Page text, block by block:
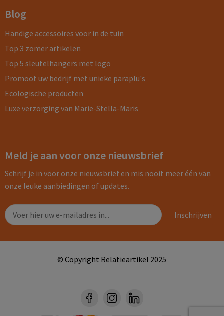
Blog
Handige accessoires voor in de tuin
Top 3 zomer artikelen
Top 5 sleutelhangers met logo
Promoot uw bedrijf met unieke paraplu's
Ecologische producten
Luxe verzorging van Marie-Stella-Maris
Meld je aan voor onze nieuwsbrief
Schrijf je in voor onze nieuwsbrief en mis nooit meer één van
onze leuke aanbiedingen of updates.
© Copyright Relatieartikel 2025